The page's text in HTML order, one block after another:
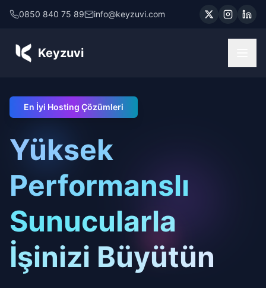
0850 840 75 89 info@keyzuvi.com
Keyzuvi
En İyi Hosting Çözümleri
Yüksek
Performanslı
Sunucularla
İşinizi Büyütün